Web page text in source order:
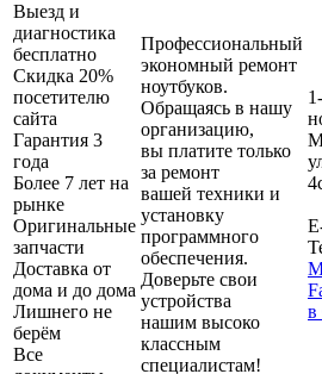
Выезд и
диагностика
бесплатно
Скидка 20%
посетителю
сайта
Гарантия 3
года
Более 7 лет на
рынке
Оригинальные
запчасти
Доставка от
дома и до дома
Лишнего не
берём
Все
Профессиональный
экономный ремонт
ноутбуков.
Обращаясь в нашу
организацию,
вы платите только
за ремонт
вашей техники и
установку
программного
обеспечения.
Доверьте свои
устройства
нашим высоко
классным
специалистам!
в